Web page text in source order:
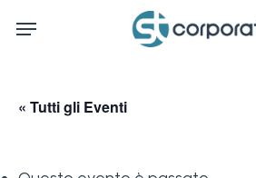
Menu
« Tutti gli Eventi